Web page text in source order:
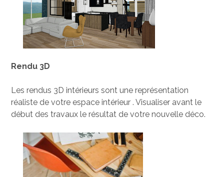
Rendu 3D
Les rendus 3D intérieurs sont une représentation
réaliste de votre espace intérieur . Visualiser avant le
début des travaux le résultat de votre nouvelle déco.